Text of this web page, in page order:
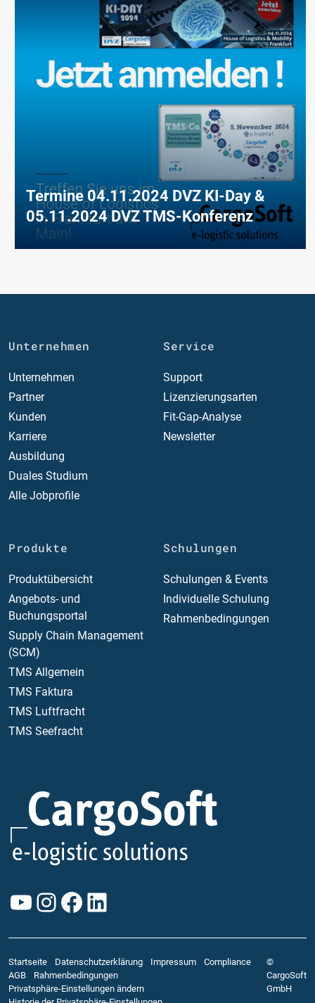
Termine 04.11.2024 DVZ KI-Day &
05.11.2024 DVZ TMS-Konferenz
YouTube
Instagram
Facebook
LinkedIn
Unternehmen
Unternehmen
Partner
Kunden
Karriere
Ausbildung
Duales Studium
Alle Jobprofile
Service
Support
Lizenzierungsarten
Fit-Gap-Analyse
Newsletter
Produkte
Produktübersicht
Angebots- und
Buchungsportal
Supply Chain Management
(SCM)
TMS Allgemein
TMS Faktura
TMS Luftfracht
TMS Seefracht
Schulungen
Schulungen & Events
Individuelle Schulung
Rahmenbedingungen
Startseite Datenschutzerklärung Impressum
Compliance
AGB
Rahmenbedingungen
Privatsphäre-Einstellungen ändern
©
CargoSoft
GmbH